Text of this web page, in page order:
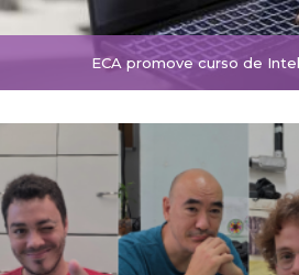
ECA promove curso de